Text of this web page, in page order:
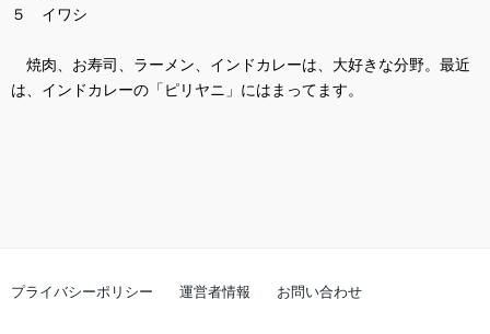
５ イワシ
焼肉、お寿司、ラーメン、インドカレーは、大好きな分野。最近
は、インドカレーの「ピリヤニ」にはまってます。
プライバシーポリシー 運営者情報 お問い合わせ